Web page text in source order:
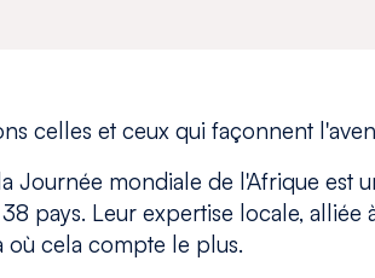
celles et ceux qui façonnent
Journée mondiale de l'Afrique est
pays. Leur expertise locale,
où cela compte le plus.